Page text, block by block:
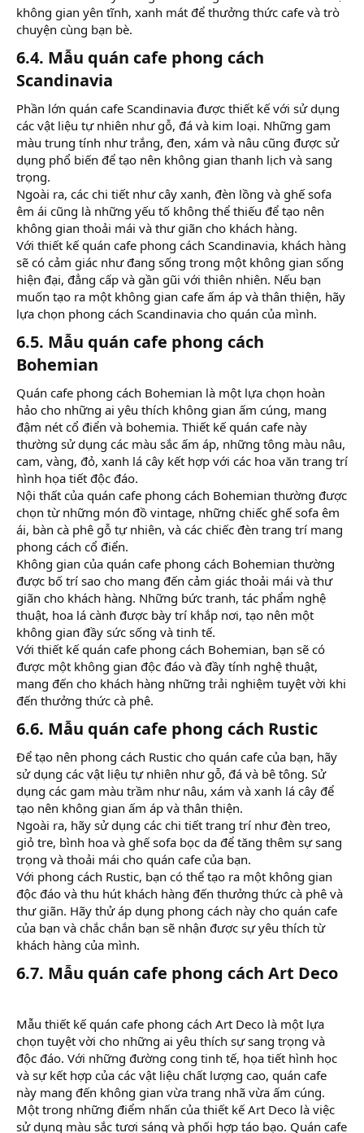
không gian yên tĩnh, xanh mát để thưởng thức cafe và trò
chuyện cùng bạn bè.
6.4. Mẫu quán cafe phong cách
Scandinavia​
Phần lớn quán cafe Scandinavia được thiết kế với sử dụng
các vật liệu tự nhiên như gỗ, đá và kim loại. Những gam
màu trung tính như trắng, đen, xám và nâu cũng được sử
dụng phổ biến để tạo nên không gian thanh lịch và sang
trọng.
Ngoài ra, các chi tiết như cây xanh, đèn lồng và ghế sofa
êm ái cũng là những yếu tố không thể thiếu để tạo nên
không gian thoải mái và thư giãn cho khách hàng.
Với thiết kế quán cafe phong cách Scandinavia, khách hàng
sẽ có cảm giác như đang sống trong một không gian sống
hiện đại, đẳng cấp và gần gũi với thiên nhiên. Nếu bạn
muốn tạo ra một không gian cafe ấm áp và thân thiện, hãy
lựa chọn phong cách Scandinavia cho quán của mình.
6.5. Mẫu quán cafe phong cách
Bohemian​
Quán cafe phong cách Bohemian là một lựa chọn hoàn
hảo cho những ai yêu thích không gian ấm cúng, mang
đậm nét cổ điển và bohemia. Thiết kế quán cafe này
thường sử dụng các màu sắc ấm áp, những tông màu nâu,
cam, vàng, đỏ, xanh lá cây kết hợp với các hoa văn trang trí
hình họa tiết độc đáo.
Nội thất của quán cafe phong cách Bohemian thường được
chọn từ những món đồ vintage, những chiếc ghế sofa êm
ái, bàn cà phê gỗ tự nhiên, và các chiếc đèn trang trí mang
phong cách cổ điển.
Không gian của quán cafe phong cách Bohemian thường
được bố trí sao cho mang đến cảm giác thoải mái và thư
giãn cho khách hàng. Những bức tranh, tác phẩm nghệ
thuật, hoa lá cành được bày trí khắp nơi, tạo nên một
không gian đầy sức sống và tinh tế.
Với thiết kế quán cafe phong cách Bohemian, bạn sẽ có
được một không gian độc đáo và đầy tính nghệ thuật,
mang đến cho khách hàng những trải nghiệm tuyệt vời khi
đến thưởng thức cà phê.
6.6. Mẫu quán cafe phong cách Rustic​
Để tạo nên phong cách Rustic cho quán cafe của bạn, hãy
sử dụng các vật liệu tự nhiên như gỗ, đá và bê tông. Sử
dụng các gam màu trầm như nâu, xám và xanh lá cây để
tạo nên không gian ấm áp và thân thiện.
Ngoài ra, hãy sử dụng các chi tiết trang trí như đèn treo,
giỏ tre, bình hoa và ghế sofa bọc da để tăng thêm sự sang
trọng và thoải mái cho quán cafe của bạn.
Với phong cách Rustic, bạn có thể tạo ra một không gian
độc đáo và thu hút khách hàng đến thưởng thức cà phê và
thư giãn. Hãy thử áp dụng phong cách này cho quán cafe
của bạn và chắc chắn bạn sẽ nhận được sự yêu thích từ
khách hàng của mình.
6.7. Mẫu quán cafe phong cách Art Deco​
Mẫu thiết kế quán cafe phong cách Art Deco là một lựa
chọn tuyệt vời cho những ai yêu thích sự sang trọng và
độc đáo. Với những đường cong tinh tế, họa tiết hình học
và sự kết hợp của các vật liệu chất lượng cao, quán cafe
này mang đến không gian vừa trang nhã vừa ấm cúng.
Một trong những điểm nhấn của thiết kế Art Deco là việc
sử dụng màu sắc tươi sáng và phối hợp táo bạo. Quán cafe